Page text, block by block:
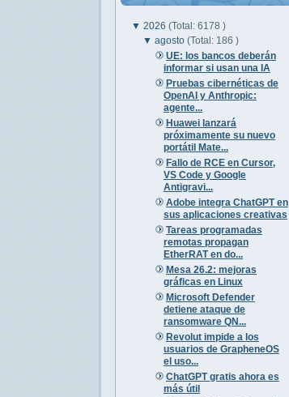
▼ 2026 (Total: 6178 )
▼agosto(Total: 186 )
UE: los bancos deberán
informar si usan una IA
Pruebas cibernéticas de
OpenAI y Anthropic:
agente...
Huawei lanzará
próximamente su nuevo
portátil Mate...
Fallo de RCE en Cursor,
VS Code y Google
Antigravi...
Adobe integra ChatGPT en
sus aplicaciones creativas
Tareas programadas
remotas propagan
EtherRAT en do...
Mesa 26.2: mejoras
gráficas en Linux
Microsoft Defender
detiene ataque de
ransomware QN...
Revolut impide a los
usuarios de GrapheneOS
el uso...
ChatGPT gratis ahora es
más útil